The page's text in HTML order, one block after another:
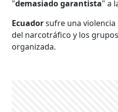
"demasiado garantista" a
Ecuadorsufre una violencia
del narcotráfico y los
organizada.